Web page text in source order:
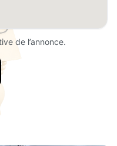
de l’annonce.